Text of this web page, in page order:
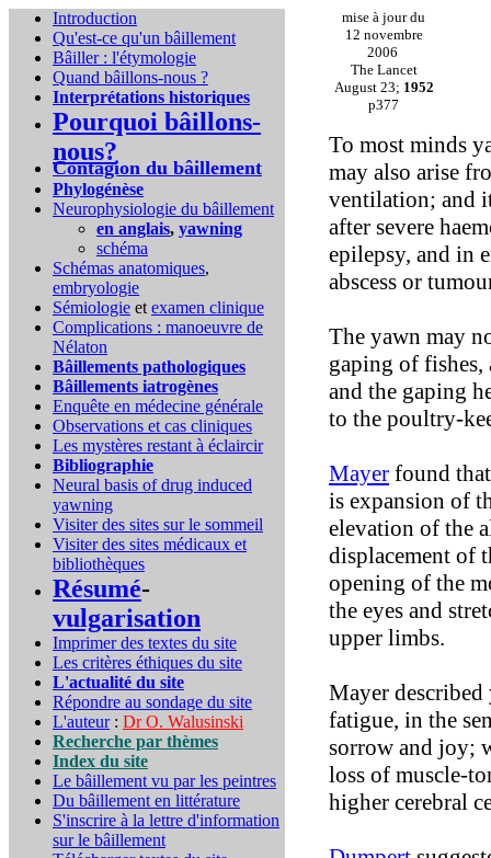
Introduction
Qu'est-ce qu'un bâillement
Bâiller : l'étymologie
Quand bâillons-nous ?
Interprétations historiques
Pourquoi bâillons-
nous?
Contagion du bâillement
Phylogénèse
Neurophysiologie du bâillement
en anglais, yawning
schéma
Schémas anatomiques,
embryologie
Sémiologie et examen clinique
Complications : manoeuvre de
Nélaton
Bâillements pathologiques
Bâillements iatrogènes
Enquête en médecine générale
Observations et cas cliniques
Les mystères restant à éclaircir
Bibliographie
Neural basis of drug induced
yawning
Visiter des sites sur le sommeil
Visiter des sites médicaux et
bibliothèques
Résumé-
vulgarisation
Imprimer des textes du site
Les critères éthiques du site
L'actualité du site
Répondre au sondage du site
L'auteur: Dr O. Walusinski
Recherche par thèmes
Index du site
Le bâillement vu par les peintres
Du bâillement en littérature
S'inscrire à la lettre d'information
sur le bâillement
mise à jour du
12 novembre
2006
The Lancet
August 23; 1952
p377
To most minds
may also arise
ventilation; and
after severe
epilepsy, and in
abscess or
The yawn may
gaping of fishes,
and the gaping
to the poultry-
Mayer found
is expansion of
elevation of the
displacement of
opening of the
the eyes and
upper limbs.
Mayer described
fatigue, in the
sorrow and joy;
loss of muscle-
higher cerebral